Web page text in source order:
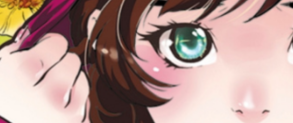
«
DR WERTHAM / L’HOMME QUI ÉTUDIA LES TUEURS EN SÉRIE » - UN MÉTIER À RISQUE !
ASSASSIN'S CREED BLACK FLAG RESYNCED
« LE VENT DAND LES SAULES » - UNE BELLE HISTOIRE !
« DAMN THEM ALL » - UN DUO DE CHOC !
YOSHI AND THE MYSTERIOUS BOOK